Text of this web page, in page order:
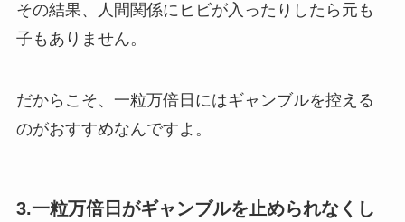
その結果、人間関係にヒビが入ったりしたら元も
子もありません。
だからこそ、一粒万倍日にはギャンブルを控える
のがおすすめなんですよ。
3.一粒万倍日がギャンブルを止められなくし